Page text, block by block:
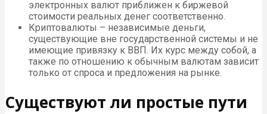
электронных валют приближен к биржевой
стоимости реальных денег соответственно.
Криптовалюты – независимые деньги,
существующие вне государственной системы и не
имеющие привязку к ВВП. Их курс между собой, а
также по отношению к обычным валютам зависит
только от спроса и предложения на рынке.
Существуют ли простые пути